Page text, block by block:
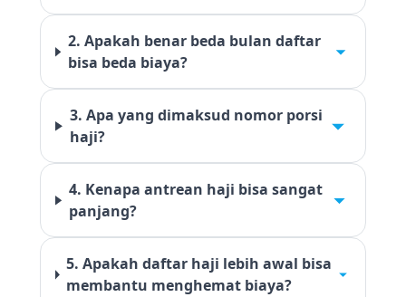
2. Apakah benar beda bulan daftar
bisa beda biaya?
3. Apa yang dimaksud nomor porsi
haji?
4. Kenapa antrean haji bisa sangat
panjang?
5. Apakah daftar haji lebih awal bisa
membantu menghemat biaya?